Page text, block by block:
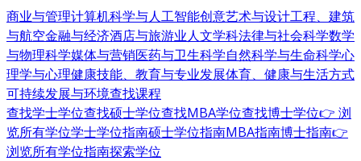
商业与管理计算机科学与人工智能创意艺术与设计工程、建筑
与航空金融与经济酒店与旅游业人文学科法律与社会科学数学
与物理科学媒体与营销医药与卫生科学自然科学与生命科学心
理学与心理健康技能、教育与专业发展体育、健康与生活方式
可持续发展与环境查找课程
查找学士学位查找硕士学位查找MBA学位查找博士学位👉 浏
览所有学位学士学位指南硕士学位指南MBA指南博士指南👉
浏览所有学位指南探索学位